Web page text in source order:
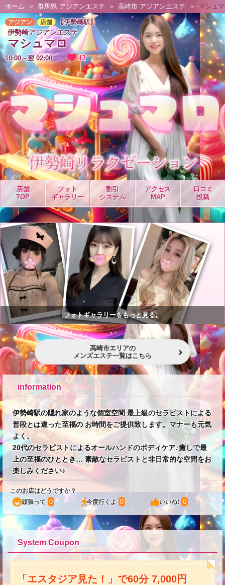
★
★
★
ホーム 群馬県 アジアンエステ 高崎市 アジアンエステ マシュ
アジアン 店舗 【伊勢崎駅】
伊勢崎アジアンエステ
マシュマロ
10:00～翌 02:00 42
店舗
TOP
フォト
ギャラリー
割引
システム
アクセス
MAP
口コミ
投稿
フォトギャラリーをもっと見る。
高崎市エリアの
メンズエステ一覧はこちら
information
伊勢崎駅の隠れ家のような個室空間 最上級のセラピストによる
普段とは違った至福の お時間をご提供致します。マナーも元気
よく。
20代のセラピストによるオールハンドのボディケア♪癒しで最
上の至福のひととき… 素敵なセラピストと非日常的な空間をお
楽しみください♪
このお店はどうですか？
頑張って 0 今度行くよ 0 いいね! 0
System Coupon
「エスタジア見た！」で60分 7,000円